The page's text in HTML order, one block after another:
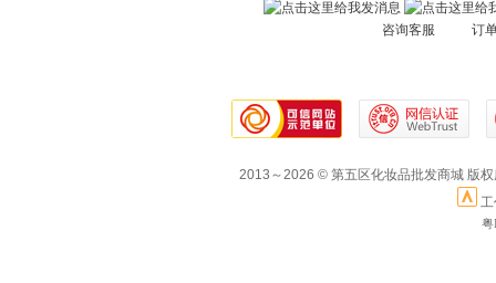
咨询客服 订
2013～2026 © 第五区化妆品批发商城 版
粤